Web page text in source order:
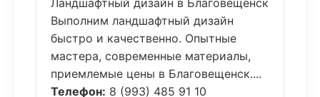
Ландшафтный дизайн в Благовещенск
Выполним ландшафтный дизайн
быстро и качественно. Опытные
мастера, современные материалы,
приемлемые цены в Благовещенск....
Телефон: 8 (993) 485 91 10